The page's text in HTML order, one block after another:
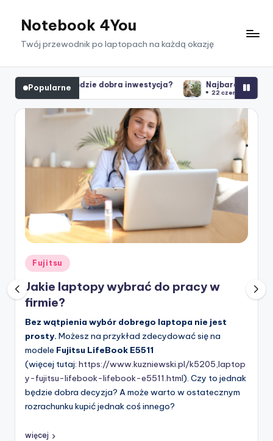
Notebook 4You
Twój przewodnik po laptopach na każdą okazję
Popularne
będzie dobra inwestycja? Najbardziej komfortowy sprzęt
22 czerwca 2021
Posted
in
Fujitsu
Jakie laptopy wybrać do pracy w
firmie?
Bez wątpienia wybór dobrego laptopa nie jest
prosty. Możesz na przykład zdecydować się na
modele Fujitsu LifeBook E5511
(więcej tutaj: https://www.kuzniewski.pl/k5205,laptop
y-fujitsu-lifebook-lifebook-e5511.html). Czy to jednak
będzie dobra decyzja? A może warto w ostatecznym
rozrachunku kupić jednak coś innego?
więcej